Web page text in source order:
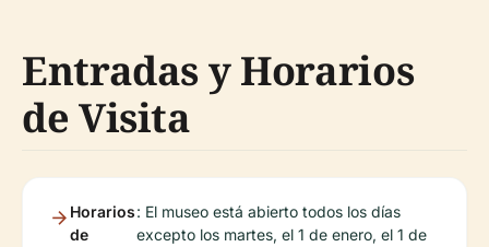
Entradas y Horarios
de Visita
Horarios
de
: El museo está abierto todos los días
excepto los martes, el 1 de enero, el 1 de